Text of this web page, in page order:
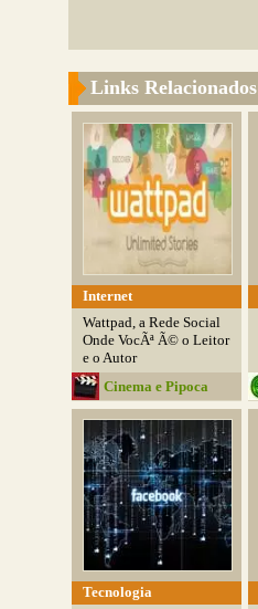
Links Relacionados
Internet
Wattpad, a Rede Social
Onde VocÃª Ã© o Leitor
e o Autor
Cinema e Pipoca
Tecnologia